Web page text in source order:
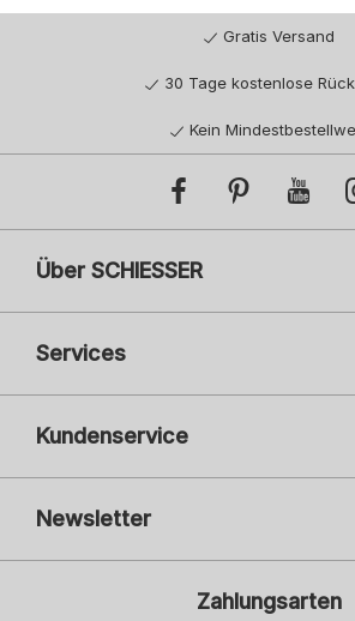
Gratis Versand
30 Tage kostenlose
Kein
Über SCHIESSER
Services
Kundenservice
Newsletter
Zahlungsarten